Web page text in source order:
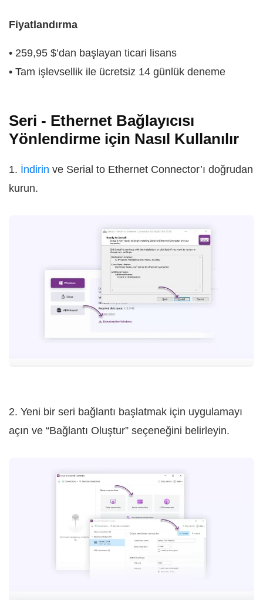
Fiyatlandırma
• 259,95 $’dan başlayan ticari lisans
• Tam işlevsellik ile ücretsiz 14 günlük deneme
Seri - Ethernet Bağlayıcısı
Yönlendirme için Nasıl Kullanılır
1. İndirin ve Serial to Ethernet Connector’ı doğrudan
kurun.
2. Yeni bir seri bağlantı başlatmak için uygulamayı
açın ve “Bağlantı Oluştur” seçeneğini belirleyin.